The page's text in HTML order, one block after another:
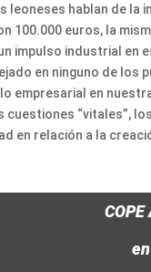
leoneses hablan de la
100.000 euros, la
impulso industrial en
en ninguno de los
empresarial en
cuestiones “vitales”,
en relación a la